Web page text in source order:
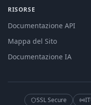
RISORSE
Documentazione API
Mappa del Sito
Documentazione IA
SSL Secure